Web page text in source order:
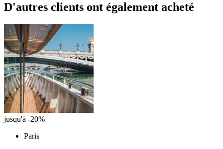
D'autres clients ont également acheté
jusqu'à -20%
Paris